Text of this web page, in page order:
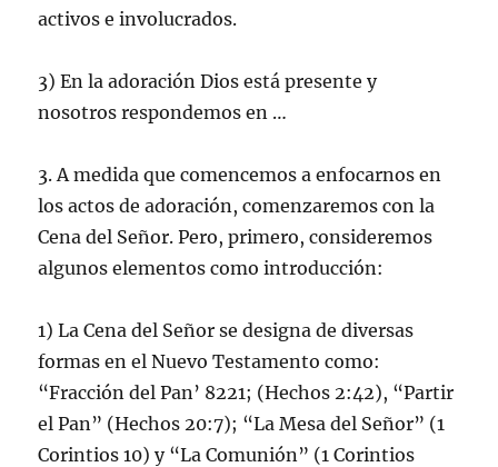
activos e involucrados.
3) En la adoración Dios está presente y
nosotros respondemos en …
3. A medida que comencemos a enfocarnos en
los actos de adoración, comenzaremos con la
Cena del Señor. Pero, primero, consideremos
algunos elementos como introducción:
1) La Cena del Señor se designa de diversas
formas en el Nuevo Testamento como:
“Fracción del Pan’ 8221; (Hechos 2:42), “Partir
el Pan” (Hechos 20:7); “La Mesa del Señor” (1
Corintios 10) y “La Comunión” (1 Corintios